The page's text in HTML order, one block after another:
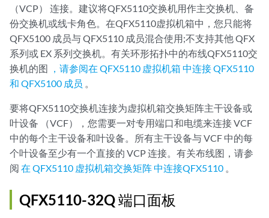
（VCP） 连接。建议将QFX5110交换机用作主交换机、备
份交换机或线卡角色。在QFX5110虚拟机箱中，您只能将
QFX5100 成员与 QFX5110 成员混合使用;不支持其他 QFX
系列或 EX 系列交换机。有关环形拓扑中的布线QFX5110交
换机的图 ，请参阅在 QFX5110 虚拟机箱 中连接 QFX5110
和 QFX5100 成员 。
要将QFX5110交换机连接为虚拟机箱交换矩阵主干设备或
叶设备 （VCF），您需要一对专用端口和电缆来连接 VCF
中的每个主干设备和叶设备。所有主干设备与 VCF 中的每
个叶设备至少有一个直接的 VCP 连接。有关布线图，请参
阅 在 QFX5110 虚拟机箱交换矩阵 中连接QFX5110 。
QFX5110-32Q 端口面板